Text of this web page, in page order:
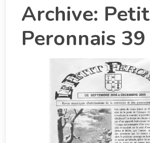
Archive: Petit
Peronnais 39